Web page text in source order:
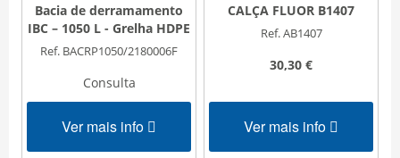
Bacia de derramamento
IBC – 1050 L - Grelha HDPE
Ref. BACRP1050/2180006F
Consulta
Ver mais info
CALÇA FLUOR B1407
Ref. AB1407
30,30 €
Ver mais info